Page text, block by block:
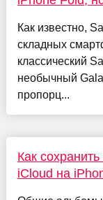
Как известно,
складных
классический
необычный
пропорц...
Как
iCloud на